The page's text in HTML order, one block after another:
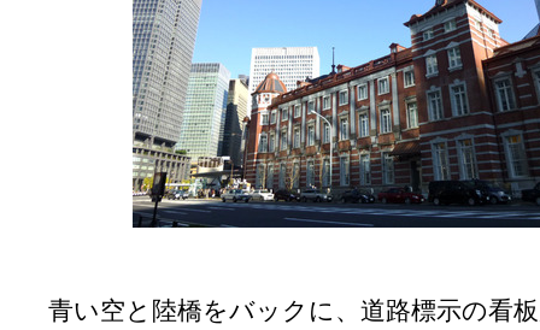
青い空と陸橋をバックに、道路標示の看